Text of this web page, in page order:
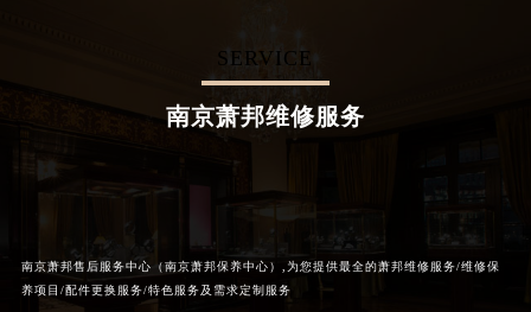
SERVICE
南京萧邦维修服务
南京萧邦售后服务中心（南京萧邦保养中心）,为您提供最全的萧邦维修服务/维修保
养项目/配件更换服务/特色服务及需求定制服务